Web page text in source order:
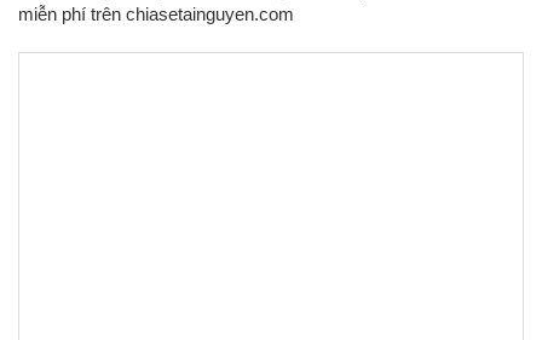
miễn phí trên chiasetainguyen.com